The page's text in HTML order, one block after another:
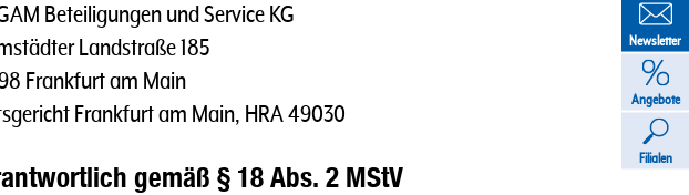
Beteiligungen und Service KG
Landstraße 185
Frankfurt am Main
Frankfurt am Main, HRA 49030
gemäß § 18 Abs. 2 MStV
Newsletter
Angebote
Filialen